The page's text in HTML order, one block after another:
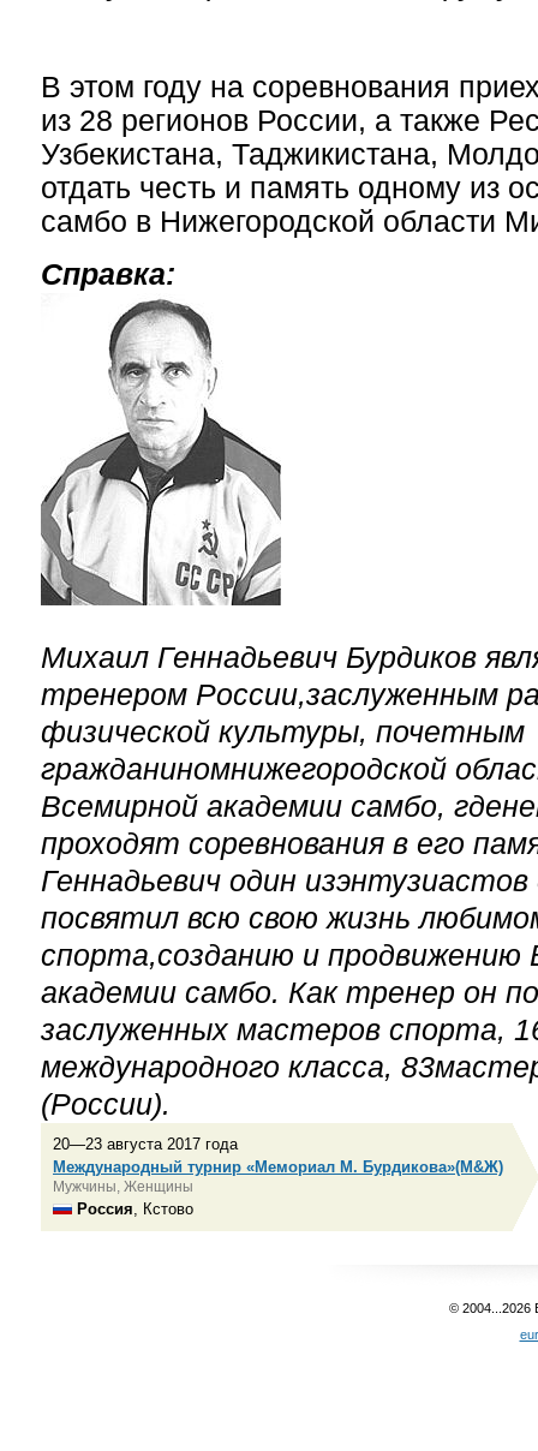
В этом году на соревнования
из 28 регионов России, а также
Узбекистана, Таджикистана,
отдать честь и память одному из
самбо в Нижегородской области
Справка:
Михаил Геннадьевич Бурдиков
тренером России,заслуженным
физической культуры, почетным
гражданиномнижегородской
Всемирной академии самбо,
проходят соревнования в его
Геннадьевич один
посвятил всю свою жизнь
спорта,созданию и продвижению
академии самбо. Как тренер он
заслуженных мастеров спорта,
международного класса,
(России).
20—23 августа 2017 года
Международный турнир «Мемориал М. Бурдикова»(М&Ж)
Мужчины, Женщины
Россия, Кстово
© 2004...2026